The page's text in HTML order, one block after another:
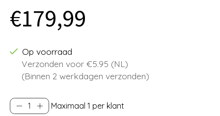
€179,99
Op voorraad
Verzonden voor €5.95 (NL)
(Binnen 2 werkdagen verzonden)
Maximaal 1 per klant